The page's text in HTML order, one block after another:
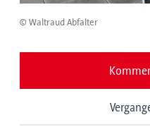
© Waltraud Abfalter